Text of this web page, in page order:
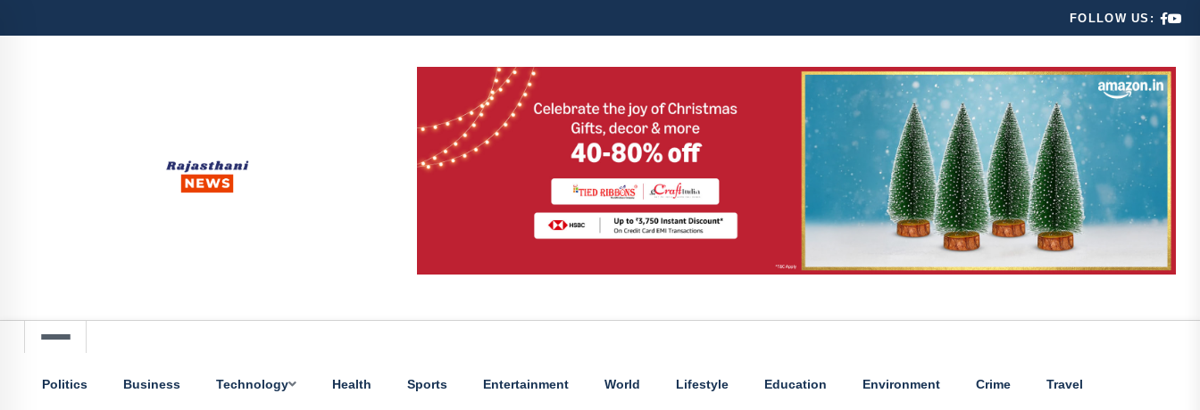
FOLLOW US:
Politics Business Technology Health Sports Entertainment World Lifestyle Education Environment Crime Travel